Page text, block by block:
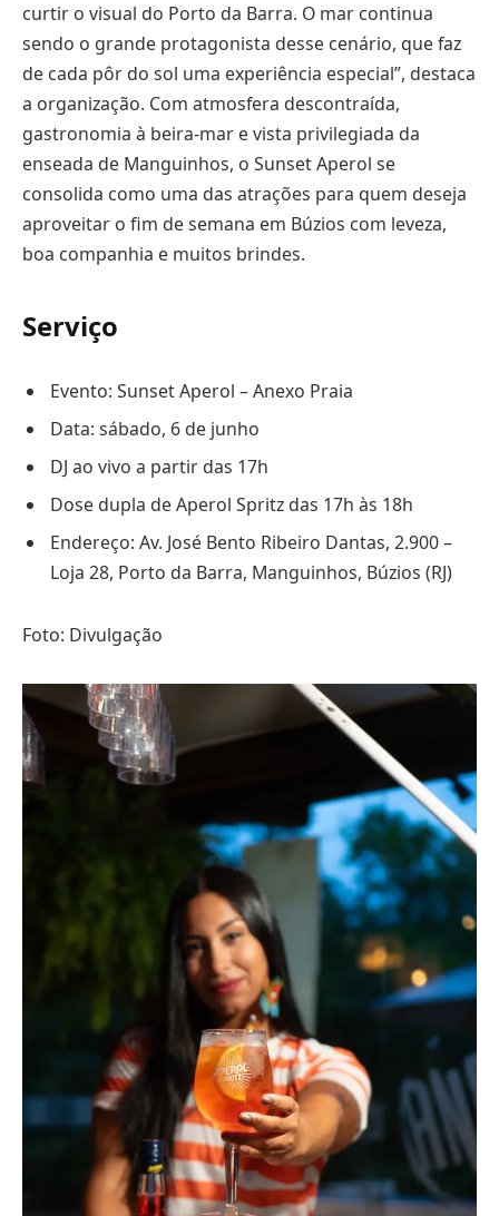
curtir o visual do Porto da Barra. O mar continua
sendo o grande protagonista desse cenário, que faz
de cada pôr do sol uma experiência especial”, destaca
a organização. Com atmosfera descontraída,
gastronomia à beira-mar e vista privilegiada da
enseada de Manguinhos, o Sunset Aperol se
consolida como uma das atrações para quem deseja
aproveitar o fim de semana em Búzios com leveza,
boa companhia e muitos brindes.
Serviço
Evento: Sunset Aperol – Anexo Praia
Data: sábado, 6 de junho
DJ ao vivo a partir das 17h
Dose dupla de Aperol Spritz das 17h às 18h
Endereço: Av. José Bento Ribeiro Dantas, 2.900 –
Loja 28, Porto da Barra, Manguinhos, Búzios (RJ)
Foto: Divulgação